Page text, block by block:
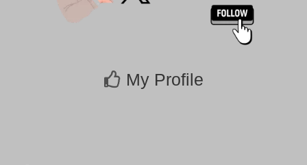
My Profile